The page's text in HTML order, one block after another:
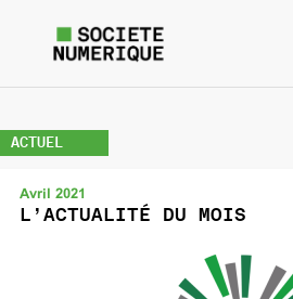
ACTUEL
Avril 2021
L’ACTUALITÉ DU MOIS